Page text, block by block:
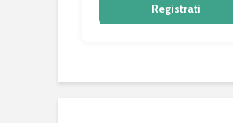
Registrati